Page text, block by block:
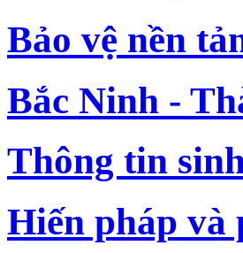
Bảo vệ nền
Bắc Ninh -
Thông tin
Hiến pháp và